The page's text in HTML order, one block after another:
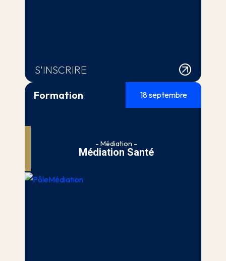
S'INSCRIRE
Formation
18 septembre
- Médiation -
Médiation Santé